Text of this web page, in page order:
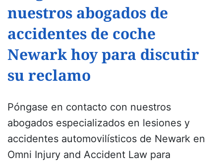
nuestros abogados de
accidentes de coche
Newark hoy para discutir
su reclamo
Póngase en contacto con nuestros
abogados especializados en lesiones y
accidentes automovilísticos de Newark en
Omni Injury and Accident Law para